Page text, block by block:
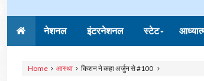
नेशनल इंटरनेशनल स्टेट
Home आस्था किशन ने कहा अर्जुन से #100